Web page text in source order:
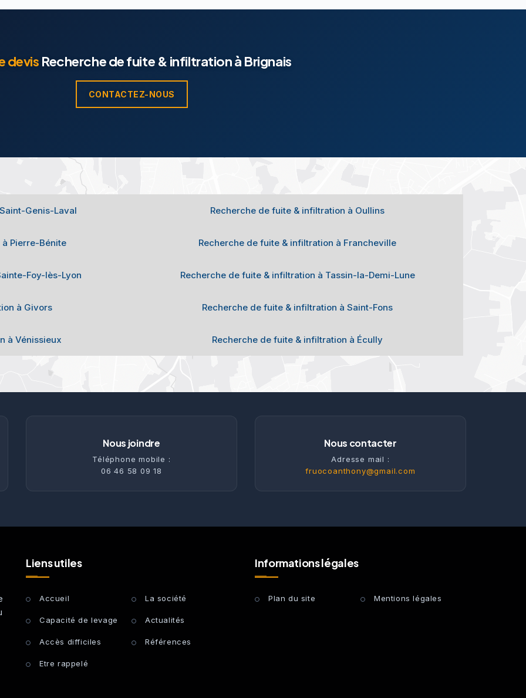
devis Recherche de fuite & infiltration à Brignais
CONTACTEZ-NOUS
Genis-Laval Recherche de fuite & infiltration à Oullins
Pierre-Bénite Recherche de fuite & infiltration à Francheville
Foy-lès-Lyon Recherche de fuite & infiltration à Tassin-la-Demi-Lune
à Givors Recherche de fuite & infiltration à Saint-Fons
à Vénissieux Recherche de fuite & infiltration à Écully
Nous joindre
Téléphone mobile :
06 46 58 09 18
Nous contacter
Adresse mail :
fruocoanthony@gmail.com
Liens utiles
Accueil La société
Capacité de levage Actualités
Accès difficiles Références
Etre rappelé
Informations légales
Plan du site Mentions légales